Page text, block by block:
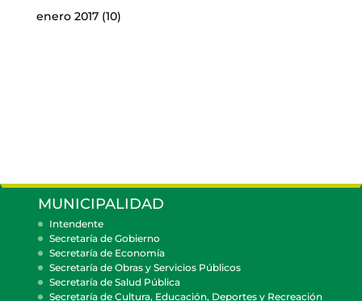
enero 2017(10)
MUNICIPALIDAD
Intendente
Secretaría de Gobierno
Secretaría de Economía
Secretaría de Obras y Servicios Públicos
Secretaría de Salud Pública
Secretaría de Cultura, Educación, Deportes y Recreación